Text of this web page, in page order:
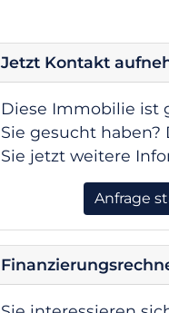
Jetzt Kontakt
Diese Immobilie ist
Sie gesucht haben?
Sie jetzt weitere
Anfrage